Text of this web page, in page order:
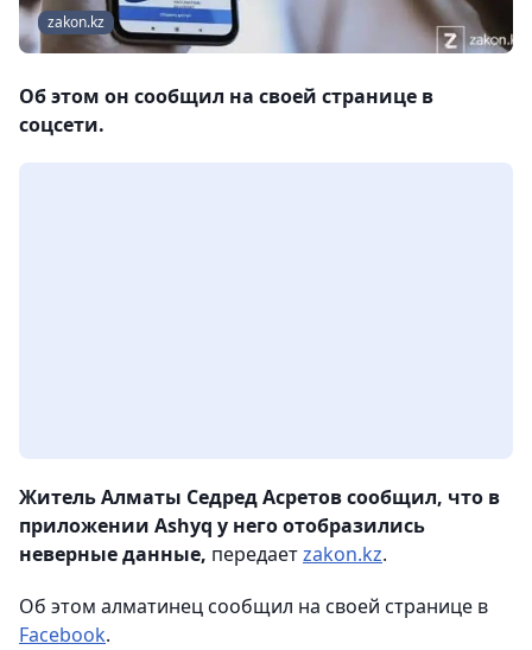
zakon.kz
Об этом он сообщил на своей странице в
соцсети.
Житель Алматы Седред Асретов сообщил, что в
приложении Ashyq у него отобразились
неверные данные, передаетzakon.kz.
Об этом алматинец сообщил на своей странице в
Facebook.